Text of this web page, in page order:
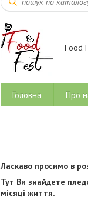
Food
Головна Про
Ласкаво просимо в
Тут Ви знайдете
місяці життя.